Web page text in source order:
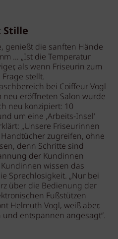
Stille
genießt die sanften Hände
… „Ist die Temperatur
als wenn Friseurin zum
stellt.
bei Coiffeur Vogl
eröffneten Salon wurde
neu konzipiert: 10
um eine ‚Arbeits-Insel‘
„Unsere Friseurinnen
zugreifen, ohne
denn Schritte sind
der Kundinnen
wissen das
Sprechlosigkeit. „Nur bei
über die Bedienung der
Fußstützen
Helmuth Vogl, weiß aber,
entspannen angesagt“.